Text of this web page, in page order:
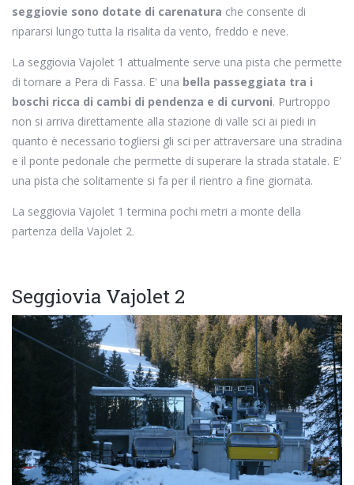
seggiovie sono dotate di carenatura che consente di
ripararsi lungo tutta la risalita da vento, freddo e neve.
La seggiovia Vajolet 1 attualmente serve una pista che permette
di tornare a Pera di Fassa. E' una bella passeggiata tra i
boschi ricca di cambi di pendenza e di curvoni. Purtroppo
non si arriva direttamente alla stazione di valle sci ai piedi in
quanto è necessario togliersi gli sci per attraversare una stradina
e il ponte pedonale che permette di superare la strada statale. E'
una pista che solitamente si fa per il rientro a fine giornata.
La seggiovia Vajolet 1 termina pochi metri a monte della
partenza della Vajolet 2.
Seggiovia Vajolet 2